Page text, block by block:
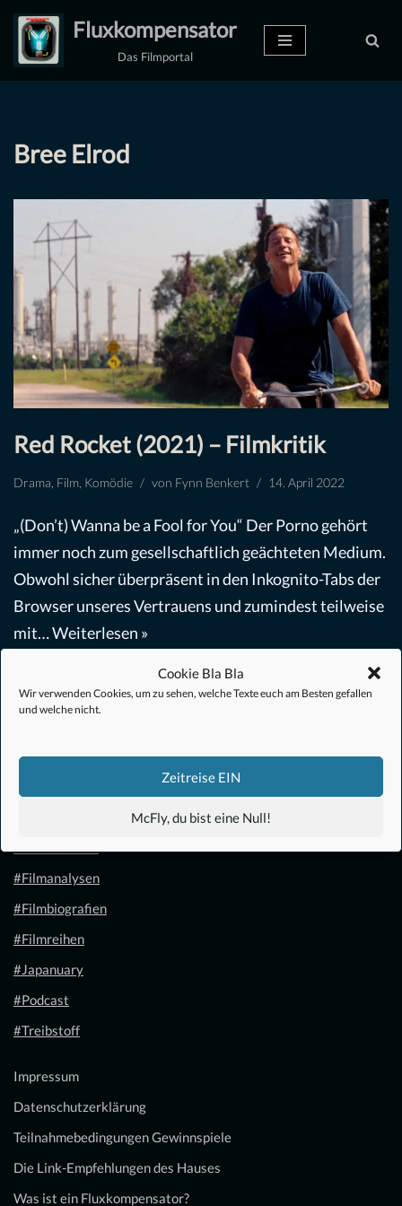
Cookie Bla Bla
Wir verwenden Cookies, um zu sehen, welche Texte euch am Besten gefallen
und welche nicht.
Zeitreise EIN
McFly, du bist eine Null!
Zum
Inhalt
Fluxkompensator
Das Filmportal
Bree Elrod
Red Rocket (2021) – Filmkritik
Drama Film Komödie von Fynn Benkert 14. April 2022
„(Don’t) Wanna be a Fool for You“ Der Porno gehört
immer noch zum gesellschaftlich geächteten Medium.
Obwohl sicher überpräsent in den Inkognito-Tabs der
Browser unseres Vertrauens und zumindest teilweise
mit…Weiterlesen »
#Filmanalysen
#Filmbiografien
#Filmreihen
#Japanuary
#Podcast
#Treibstoff
Impressum
Datenschutzerklärung
Teilnahmebedingungen Gewinnspiele
Die Link-Empfehlungen des Hauses
Was ist ein Fluxkompensator?